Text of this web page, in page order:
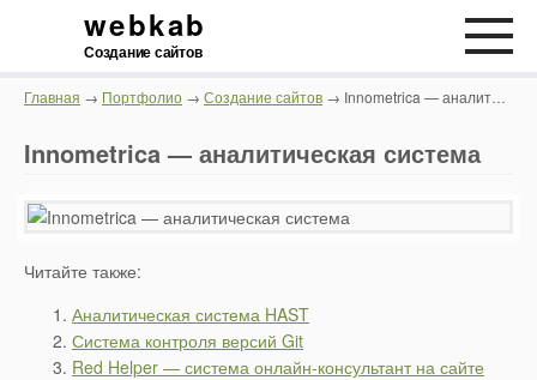
webkab
Создание сайтов
Innometrica — аналитическая система
Читайте также:
Аналитическая система HAST
Система контроля версий Git
Red Helper — система онлайн-консультант на сайте
Главная → Портфолио → Создание сайтов → Innometrica — аналитическая система